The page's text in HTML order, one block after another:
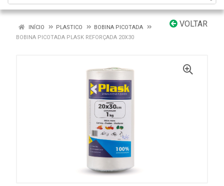
VOLTAR
INÍCIO PLASTICO
BOBINA PICOTADA
BOBINA PICOTADA PLASK REFORÇADA 20X30